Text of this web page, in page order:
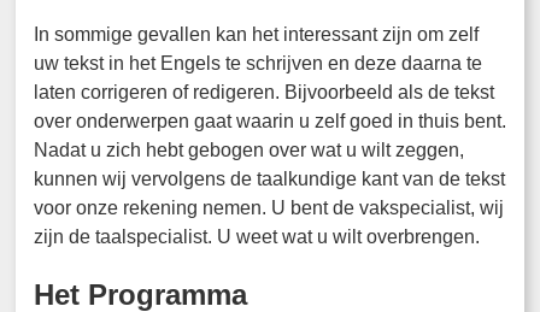
In sommige gevallen kan het interessant zijn om zelf
uw tekst in het Engels te schrijven en deze daarna te
laten corrigeren of redigeren. Bijvoorbeeld als de tekst
over onderwerpen gaat waarin u zelf goed in thuis bent.
Nadat u zich hebt gebogen over wat u wilt zeggen,
kunnen wij vervolgens de taalkundige kant van de tekst
voor onze rekening nemen. U bent de vakspecialist, wij
zijn de taalspecialist. U weet wat u wilt overbrengen.
Het Programma